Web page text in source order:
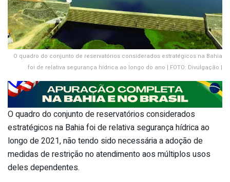
O quadro do conjunto de reservatórios considerados estratégicos na Bahia
foi de relativa segurança hídrica ao longo do ano | FOTO: Divulgação |
O quadro do conjunto de reservatórios considerados
estratégicos na Bahia foi de relativa segurança hídrica ao
longo de 2021, não tendo sido necessária a adoção de
medidas de restrição no atendimento aos múltiplos usos
deles dependentes.